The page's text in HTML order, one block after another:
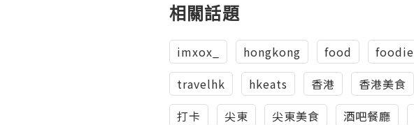
相關話題
imxox_ hongkong food foodie
travelhk
hkeats 香港 香港美食
打卡
尖東 尖東美食 酒吧餐廳